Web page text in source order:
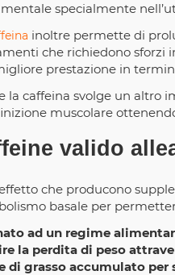
specialmente
inoltre permette di
che richiedono sforzi
prestazione in
la caffeina svolge un altro
muscolare
valido
che producono
basale per
ad un regime
la perdita di peso
di grasso accumulato per